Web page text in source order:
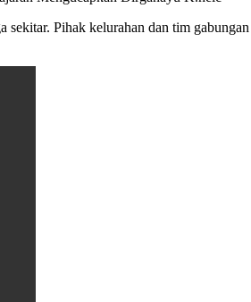
sekitar. Pihak kelurahan dan tim